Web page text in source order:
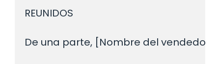
REUNIDOS
De una parte, [Nombre del